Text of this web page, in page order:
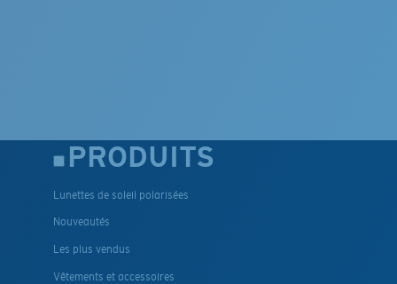
PRODUITS
Lunettes de soleil polarisées
Nouveautés
Les plus vendus
Vêtements et accessoires